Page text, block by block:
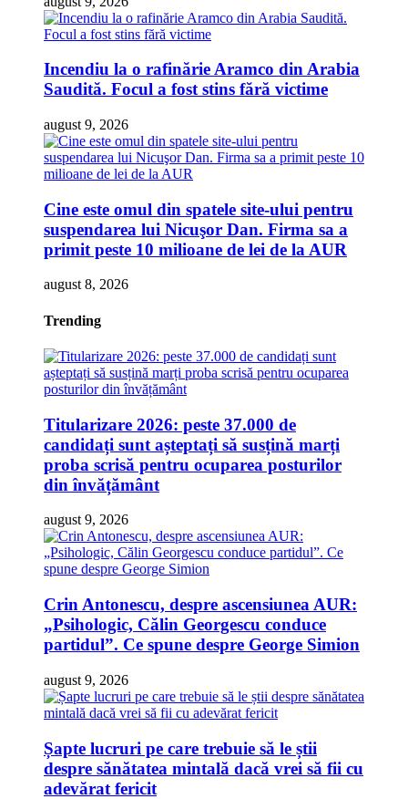
Incendiu la o rafinărie Aramco din Arabia
Saudită. Focul a fost stins fără victime
august 9, 2026
Cine este omul din spatele site-ului pentru
suspendarea lui Nicuşor Dan. Firma sa a
primit peste 10 milioane de lei de la AUR
august 8, 2026
Trending
Titularizare 2026: peste 37.000 de
candidați sunt așteptați să susțină marți
proba scrisă pentru ocuparea posturilor
din învățământ
august 9, 2026
Crin Antonescu, despre ascensiunea AUR:
„Psihologic, Călin Georgescu conduce
partidul”. Ce spune despre George Simion
august 9, 2026
Șapte lucruri pe care trebuie să le știi
despre sănătatea mintală dacă vrei să fii cu
adevărat fericit